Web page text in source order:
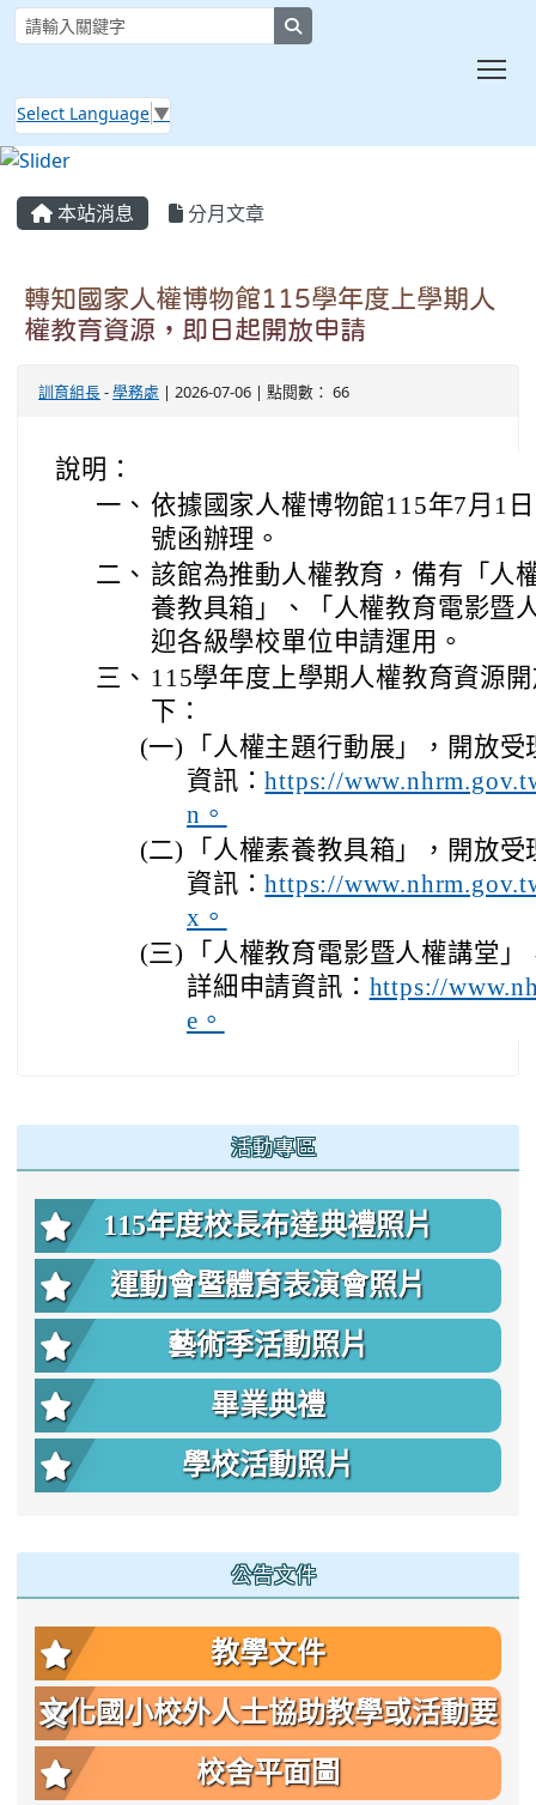
Select Language ▼
本站消息 分月文章
轉知國家人權博物館115學年度上學期人
權教育資源，即日起開放申請
訓育組長-學務處 | 2026-07-06 | 點閱數： 66
說明：
一、 依據國家人權博物館115年7月1
號函辦理。
二、 該館為推動人權教育，備有「人
養教具箱」、「人權教育電影暨
迎各級學校單位申請運用。
三、 115學年度上學期人權教育資源
下：
(一)
「人權主題行動展」，開放
資訊：https://
n。
(二)
「人權素養教具箱」，開放
資訊：https://
x。
(三)
「人權教育電影暨人權講堂
詳細申請資訊： https://
e。
活動專區
115年度校長布達典禮照片
運動會暨體育表演會照片
藝術季活動照片
畢業典禮
學校活動照片
公告文件
教學文件
文化國小校外人士協助教學或活動要
點
校舍平面圖